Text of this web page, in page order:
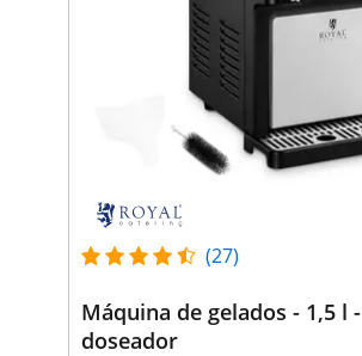
(27)
Máquina de gelados - 1,5 l -
doseador